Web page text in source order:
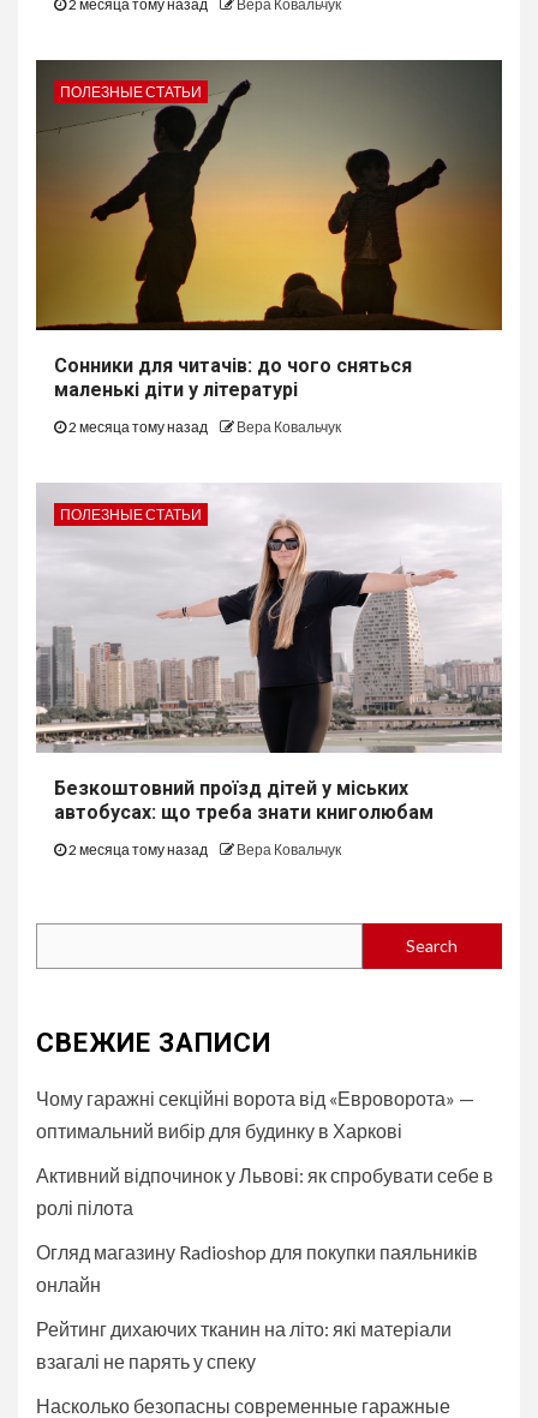
2 месяца тому назад Вера Ковальчук
ПОЛЕЗНЫЕ СТАТЬИ
Сонники для читачів: до чого сняться
маленькі діти у літературі
2 месяца тому назад Вера Ковальчук
ПОЛЕЗНЫЕ СТАТЬИ
Безкоштовний проїзд дітей у міських
автобуcах: що треба знати книголюбам
2 месяца тому назад Вера Ковальчук
Search
СВЕЖИЕ ЗАПИСИ
Чому гаражні секційні ворота від «Евроворота» —
оптимальний вибір для будинку в Харкові
Активний відпочинок у Львові: як спробувати себе в
ролі пілота
Огляд магазину Radioshop для покупки паяльників
онлайн
Рейтинг дихаючих тканин на літо: які матеріали
взагалі не парять у спеку
Насколько безопасны современные гаражные